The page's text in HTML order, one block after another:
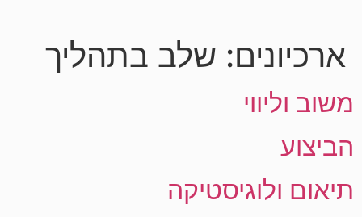
ארכיונים: שלב בתהליך
משוב וליווי
הביצוע
תיאום ולוגיסטיקה